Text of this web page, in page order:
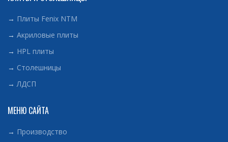
→ Плиты Fenix NTM
→ Акриловые плиты
→ HPL плиты
→ Столешницы
→ЛДСП
МЕНЮ САЙТА
→ Производство